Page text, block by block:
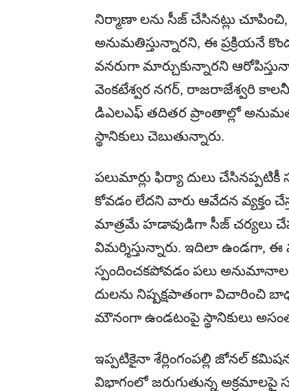
నిర్మాణా లను సీజ్ చేసినట్లు
అనుమతిస్తున్నారని, ఈ ప్రక్రియనే
వనరుగా మార్చుకున్నారని
వెంకటేశ్వర నగర్, రాజరాజేశ్వరి
డిఎలఎఫ్ తదితర ప్రాంతాల్లో
స్థానికులు చెబుతున్నారు.
పలుమార్లు ఫిర్యా దులు
కోవడం లేదని వారు ఆవేదన వ్యక్తం
మాత్రమే హడావుడిగా సీజ్ చర్యలు
విమర్శిస్తున్నారు. ఇదిలా ఉండగా,
స్పందించకపోవడం పలు
దులను నిష్పక్షపాతంగా విచారించి
మౌనంగా ఉండటంపై స్థానికులు
ఇప్పటికైనా శేర్లింగంపల్లి జోనల్
విభాగంలో జరుగుతున్న